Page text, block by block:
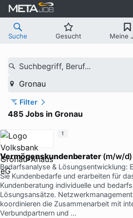
Suche Gesucht Meine
Suchbegriff, Beruf...
Gronau
Filter
485 Jobs in Gronau
Vermögenskundenberater(m/w/d)
Bedarfsanalyse & Lösungsentwicklung:
Sie Kundenbedarfe und erarbeiten für
Kundenberatung individuelle und
Lösungsansätze.
koordinieren die Zusammenarbeit mit
Verbundpartnern und …
1